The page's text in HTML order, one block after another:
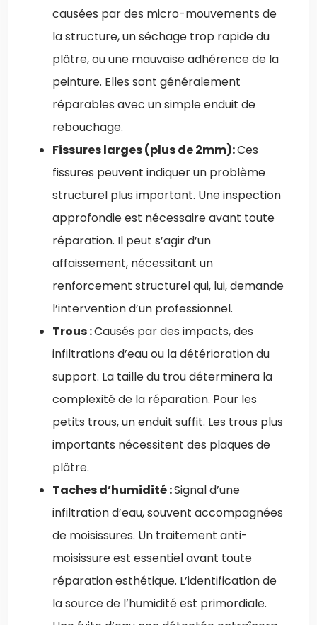
causées par des micro-mouvements de
la structure, un séchage trop rapide du
plâtre, ou une mauvaise adhérence de la
peinture. Elles sont généralement
réparables avec un simple enduit de
rebouchage.
Fissures larges (plus de 2mm):Ces
fissures peuvent indiquer un problème
structurel plus important. Une inspection
approfondie est nécessaire avant toute
réparation. Il peut s’agir d’un
affaissement, nécessitant un
renforcement structurel qui, lui, demande
l’intervention d’un professionnel.
Trous :Causés par des impacts, des
infiltrations d’eau ou la détérioration du
support. La taille du trou déterminera la
complexité de la réparation. Pour les
petits trous, un enduit suffit. Les trous plus
importants nécessitent des plaques de
plâtre.
Taches d’humidité :Signal d’une
infiltration d’eau, souvent accompagnées
de moisissures. Un traitement anti-
moisissure est essentiel avant toute
réparation esthétique. L’identification de
la source de l’humidité est primordiale.